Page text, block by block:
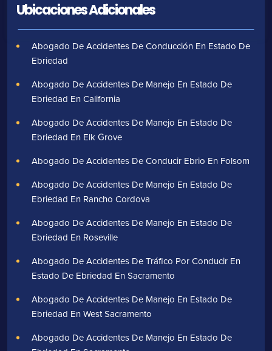
Ubicaciones Adicionales
Abogado De Accidentes De Conducción En Estado De
Ebriedad
Abogado De Accidentes De Manejo En Estado De
Ebriedad En California
Abogado De Accidentes De Manejo En Estado De
Ebriedad En Elk Grove
Abogado De Accidentes De Conducir Ebrio En Folsom
Abogado De Accidentes De Manejo En Estado De
Ebriedad En Rancho Cordova
Abogado De Accidentes De Manejo En Estado De
Ebriedad En Roseville
Abogado De Accidentes De Tráfico Por Conducir En
Estado De Ebriedad En Sacramento
Abogado De Accidentes De Manejo En Estado De
Ebriedad En West Sacramento
Abogado De Accidentes De Manejo En Estado De